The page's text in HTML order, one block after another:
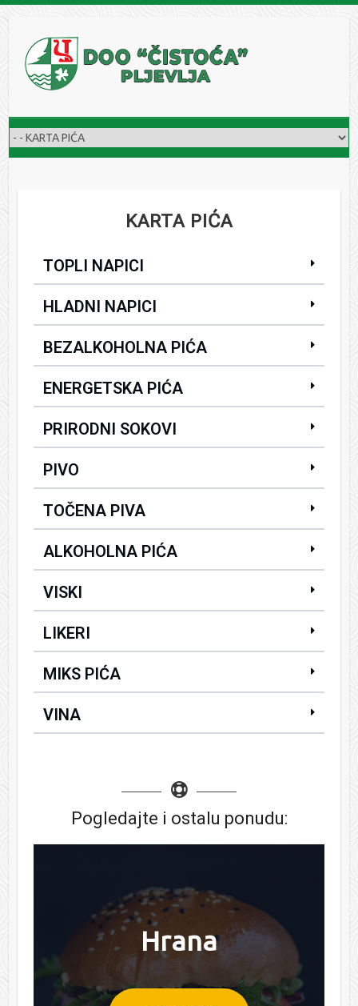
KARTA PIĆA
TOPLI NAPICI
HLADNI NAPICI
BEZALKOHOLNA PIĆA
ENERGETSKA PIĆA
PRIRODNI SOKOVI
PIVO
TOČENA PIVA
ALKOHOLNA PIĆA
VISKI
LIKERI
MIKS PIĆA
VINA
Pogledajte i ostalu ponudu:
Hrana